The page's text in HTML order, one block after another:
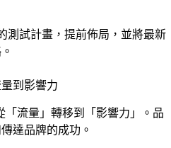
測試計畫，提前佈局，並將最新
到影響力
「流量」轉移到「影響力」。品
達品牌的成功。